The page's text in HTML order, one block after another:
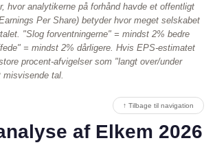
hvor analytikerne på forhånd havde et offentligt
Per Share) betyder hvor meget selskabet
"Slog forventningerne" = mindst 2% bedre
= mindst 2% dårligere. Hvis EPS-estimatet
procent-afvigelser som "langt over/under
tal.
↑ Tilbage til navigation
af Elkem 2026